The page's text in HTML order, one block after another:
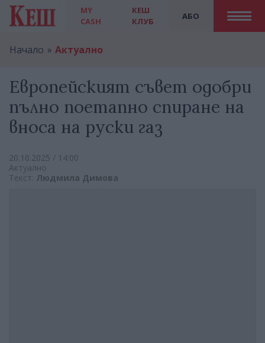
MY
CASH
АБО
КЕШ
КЛУБ
Начало Актуално
Eвропейският съвет одобри
пълно поетапно спиране на
вноса на руски газ
20.10.2025 / 14:00
Актуално
Текст: Людмила Димова